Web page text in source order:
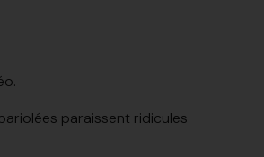
paraissent ridicules